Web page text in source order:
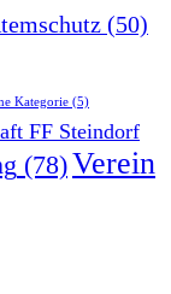
(50)
Kategorie (5)
FF Steindorf
(78)Verein